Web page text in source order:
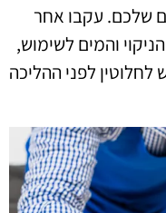
שלכם. עקבו אחר
והמים לשימוש,
לפני ההליכה